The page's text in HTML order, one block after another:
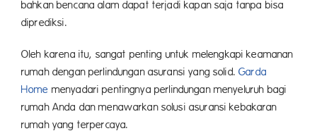
bahkan bencana alam dapat terjadi kapan saja tanpa bisa
diprediksi.
Oleh karena itu, sangat penting untuk melengkapi keamanan
rumah dengan perlindungan asuransi yang solid.Garda
Home menyadari pentingnya perlindungan menyeluruh bagi
rumah Anda dan menawarkan solusi asuransi kebakaran
rumah yang terpercaya.